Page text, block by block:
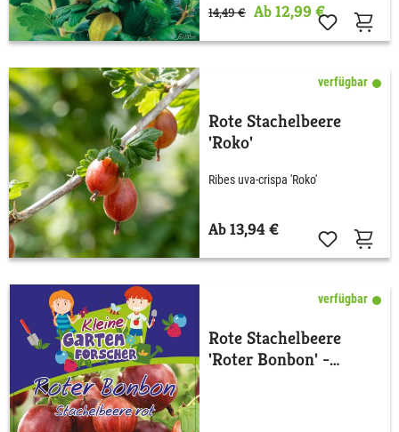
14,49 € Ab 12,99 €
verfügbar
Rote Stachelbeere
'Roko'
Ribes uva-crispa 'Roko'
Ab 13,94 €
verfügbar
Rote Stachelbeere
'Roter Bonbon' -